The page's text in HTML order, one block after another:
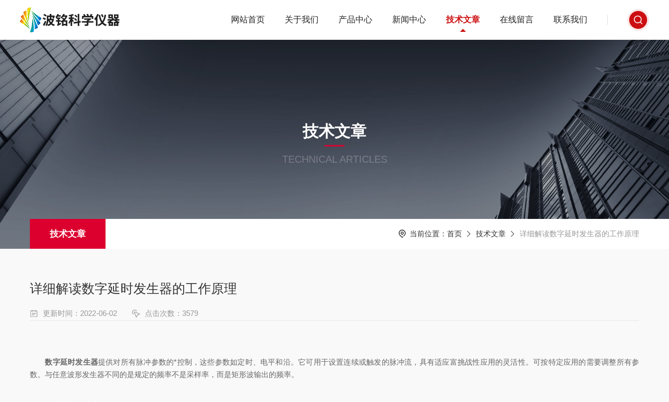
网站首页 关于我们 产品中心 新闻中心 技术文章 在线留言 联系我们
技术文章
TECHNICAL ARTICLES
技术文章 当前位置： 首页 技术文章 详细解读数字延时发生器的工作原理
详细解读数字延时发生器的工作原理
更新时间：2022-06-02 点击次数：3579
数字延时发生器提供对所有脉冲参数的*控制，这些参数如定时、电平和沿。它可用于设置连续或触发的脉冲流，具有适应富挑战性应用的灵活性。可按特定应用的需要调整所有参
数。与任意波形发生器不同的是规定的频率不是采样率，而是矩形波输出的频率。